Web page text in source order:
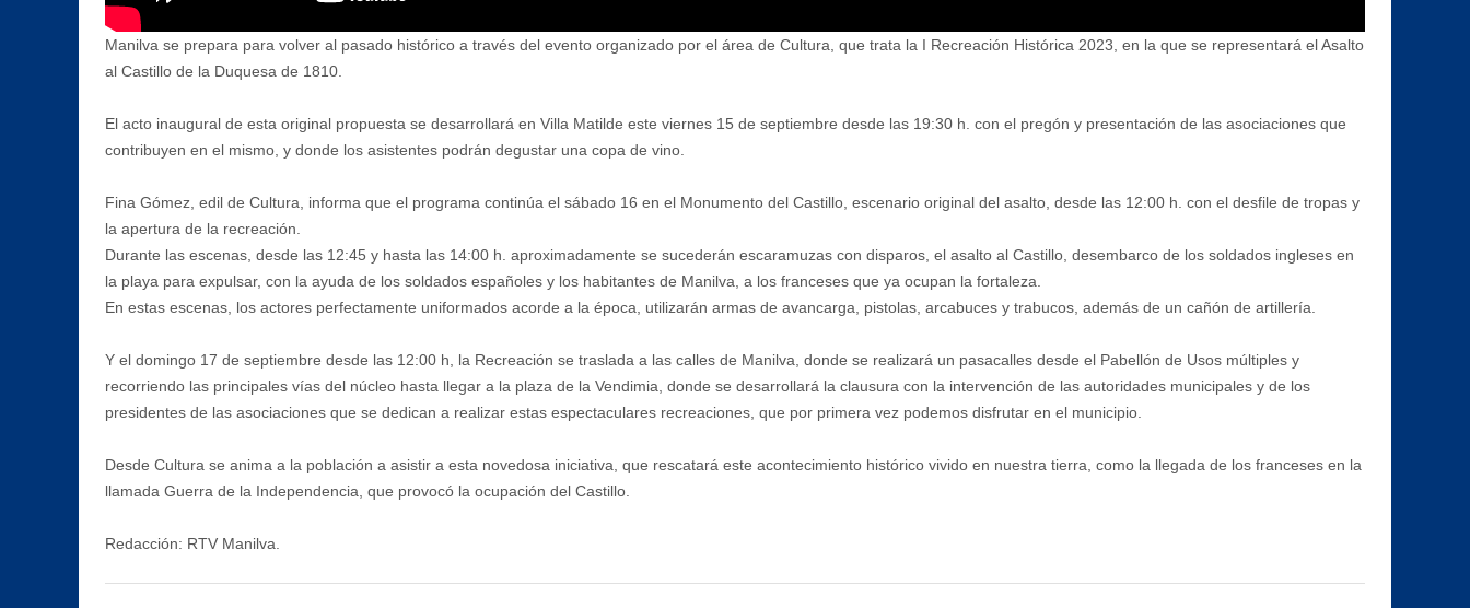
Manilva se prepara para volver al pasado histórico a través del evento organizado por el área de Cultura, que trata la I Recreación Histórica 2023, en la que se representará el Asalto
al Castillo de la Duquesa de 1810.
El acto inaugural de esta original propuesta se desarrollará en Villa Matilde este viernes 15 de septiembre desde las 19:30 h. con el pregón y presentación de las asociaciones que
contribuyen en el mismo, y donde los asistentes podrán degustar una copa de vino.
Fina Gómez, edil de Cultura, informa que el programa continúa el sábado 16 en el Monumento del Castillo, escenario original del asalto, desde las 12:00 h. con el desfile de tropas y
la apertura de la recreación.
Durante las escenas, desde las 12:45 y hasta las 14:00 h. aproximadamente se sucederán escaramuzas con disparos, el asalto al Castillo, desembarco de los soldados ingleses en
la playa para expulsar, con la ayuda de los soldados españoles y los habitantes de Manilva, a los franceses que ya ocupan la fortaleza.
En estas escenas, los actores perfectamente uniformados acorde a la época, utilizarán armas de avancarga, pistolas, arcabuces y trabucos, además de un cañón de artillería.
Y el domingo 17 de septiembre desde las 12:00 h, la Recreación se traslada a las calles de Manilva, donde se realizará un pasacalles desde el Pabellón de Usos múltiples y
recorriendo las principales vías del núcleo hasta llegar a la plaza de la Vendimia, donde se desarrollará la clausura con la intervención de las autoridades municipales y de los
presidentes de las asociaciones que se dedican a realizar estas espectaculares recreaciones, que por primera vez podemos disfrutar en el municipio.
Desde Cultura se anima a la población a asistir a esta novedosa iniciativa, que rescatará este acontecimiento histórico vivido en nuestra tierra, como la llegada de los franceses en la
llamada Guerra de la Independencia, que provocó la ocupación del Castillo.
Redacción: RTV Manilva.